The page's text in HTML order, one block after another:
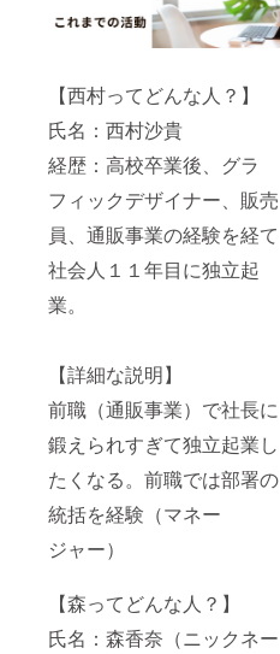
【西村ってどんな人？】
氏名：西村沙貴
経歴：高校卒業後、グラ
フィックデザイナー、販売
員、通販事業の経験を経て
社会人１１年目に独立起
業。
【詳細な説明】
前職（通販事業）で社長に
鍛えられすぎて独立起業し
たくなる。前職では部署の
統括を経験（マネー
ジャー）
【森ってどんな人？】
氏名：森香奈（ニックネー